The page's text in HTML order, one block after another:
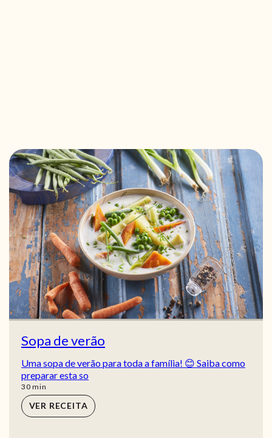
Sopa de verão
Uma sopa de verão para toda a família! 😊 Saiba como
preparar esta so
30min
min
VER RECEITA